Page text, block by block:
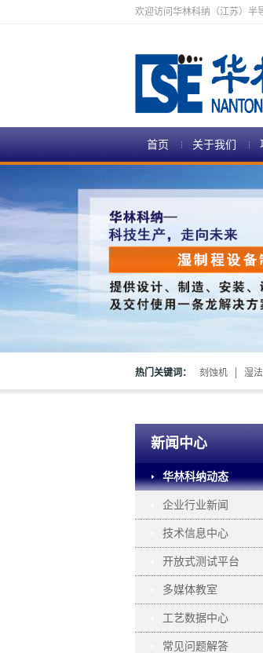
欢迎访问华林科纳（江苏）半
首页 关于我们
热门关键词： 刻蚀机 湿
新闻中心
华林科纳动态
企业行业新闻
技术信息中心
开放式测试平台
多媒体教室
工艺数据中心
常见问题解答